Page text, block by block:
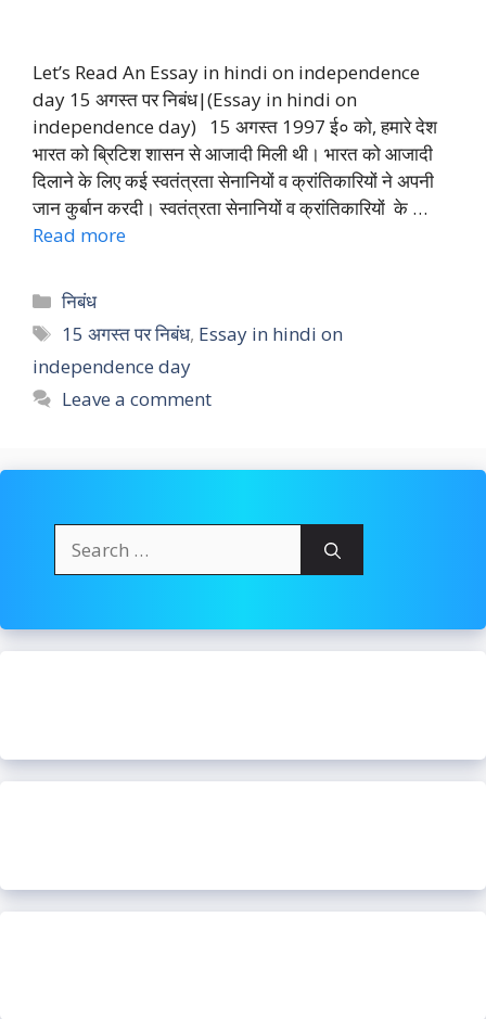
Let’s Read An Essay in hindi on independence
day 15 अगस्त पर निबंध|(Essay in hindi on
independence day) 15 अगस्त 1997 ई० को, हमारे देश
भारत को ब्रिटिश शासन से आजादी मिली थी। भारत को आजादी
दिलाने के लिए कई स्वतंत्रता सेनानियों व क्रांतिकारियों ने अपनी
जान कुर्बान करदी। स्वतंत्रता सेनानियों व क्रांतिकारियों के …
Read more
Categories
निबंध
Tags
15 अगस्त पर निबंध, Essay in hindi on
independence day
Leave a comment
for: